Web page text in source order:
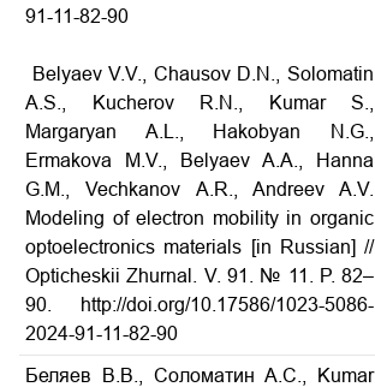
91-11-82-90
Belyaev V.V., Chausov D.N., Solomatin
A.S., Kucherov R.N., Kumar S.,
Margaryan A.L., Hakobyan N.G.,
Ermakova M.V., Belyaev A.A., Hanna
G.M., Vechkanov A.R., Andreev A.V.
Modeling of electron mobility in organic
optoelectronics materials [in Russian] //
Opticheskii Zhurnal. V. 91. № 11. P. 82–
90. http://doi.org/10.17586/1023-5086-
2024-91-11-82-90
Беляев В.В., Соломатин А.С., Kumar